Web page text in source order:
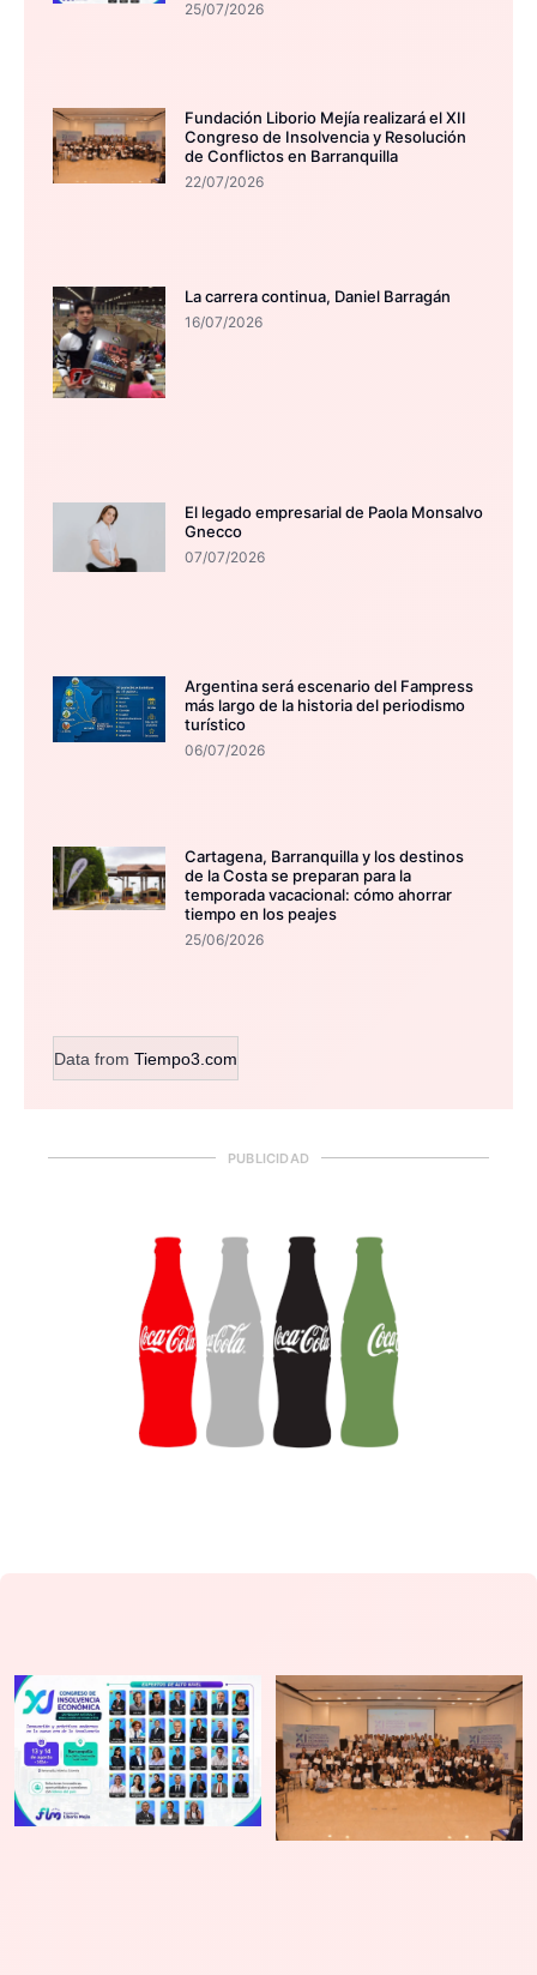
25/07/2026
Fundación Liborio Mejía realizará el XII
Congreso de Insolvencia y Resolución
de Conflictos en Barranquilla
22/07/2026
La carrera continua, Daniel Barragán
16/07/2026
El legado empresarial de Paola Monsalvo
Gnecco
07/07/2026
Argentina será escenario del Fampress
más largo de la historia del periodismo
turístico
06/07/2026
Cartagena, Barranquilla y los destinos
de la Costa se preparan para la
temporada vacacional: cómo ahorrar
tiempo en los peajes
25/06/2026
Data from Tiempo3.com
PUBLICIDAD